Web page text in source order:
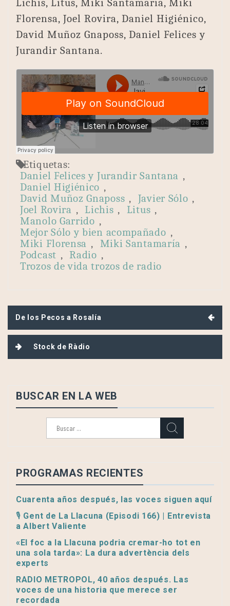
Lichis, Litus, Miki Santamaría, Miki
Florensa, Joel Rovira, Daniel Higiénico,
David Muñoz Gnaposs, Daniel Felices y
Jurandir Santana.
Etiquetas:
Daniel Felices y Jurandir Santana ,
Daniel Higiénico ,
David Muñoz Gnaposs , Javier Sólo ,
Joel Rovira , Lichis , Litus ,
Manolo Garrido ,
Mejor Sólo y bien acompañado ,
Miki Florensa , Miki Santamaría ,
Podcast , Radio ,
Trozos de vida trozos de radio
Navegación
de
entradas
De los Pecos a Rosalía
Stock de Ràdio
BUSCAR EN LA WEB
PROGRAMAS RECIENTES
Cuarenta años después, las voces siguen aquí
🎙️ Gent de La Llacuna (Episodi 166) | Entrevista
a Albert Valiente
«El foc a la Llacuna podria cremar-ho tot en
una sola tarda»: La dura advertència dels
experts
RADIO METROPOL, 40 años después. Las
voces de una historia que merece ser
recordada